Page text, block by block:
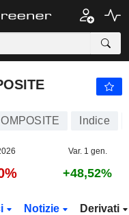
Indice
Var. 1 gen.
+48,52%
Notizie Derivati